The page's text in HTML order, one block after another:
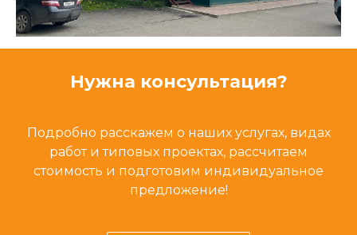
Нужна консультация?
Подробно расскажем о наших услугах, видах
работ и типовых проектах, рассчитаем
стоимость и подготовим индивидуальное
предложение!